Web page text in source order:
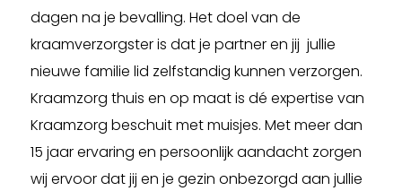
dagen na je bevalling. Het doel van de
kraamverzorgster is dat je partner en jij jullie
nieuwe familie lid zelfstandig kunnen verzorgen.
Kraamzorg thuis en op maat is dé expertise van
Kraamzorg beschuit met muisjes. Met meer dan
15 jaar ervaring en persoonlijk aandacht zorgen
wij ervoor dat jij en je gezin onbezorgd aan jullie